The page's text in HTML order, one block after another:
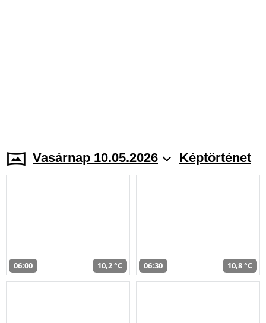
Vasárnap 10.05.2026 Képtörténet
06:00 10,2 °C 06:30 10,8 °C